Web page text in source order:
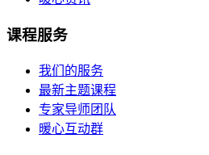
课程服务
我们的服务
最新主题课程
专家导师团队
暖心互动群